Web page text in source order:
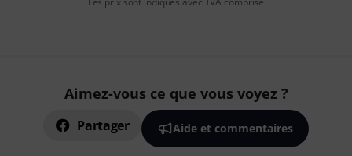
Aimez-vous ce que vous voyez ?
Partager Aide et commentaires